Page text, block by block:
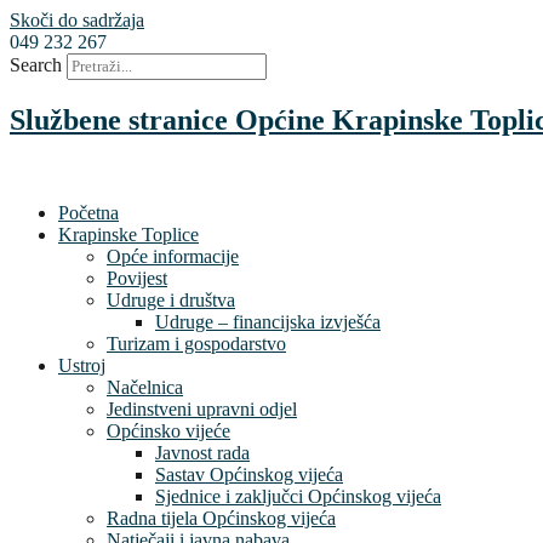
Skoči do sadržaja
049 232 267
Search
Službene stranice Općine Krapinske
Početna
Krapinske Toplice
Opće informacije
Povijest
Udruge i društva
Udruge – financijska izvješća
Turizam i gospodarstvo
Ustroj
Načelnica
Jedinstveni upravni odjel
Općinsko vijeće
Javnost rada
Sastav Općinskog vijeća
Sjednice i zaključci Općinskog vijeća
Radna tijela Općinskog vijeća